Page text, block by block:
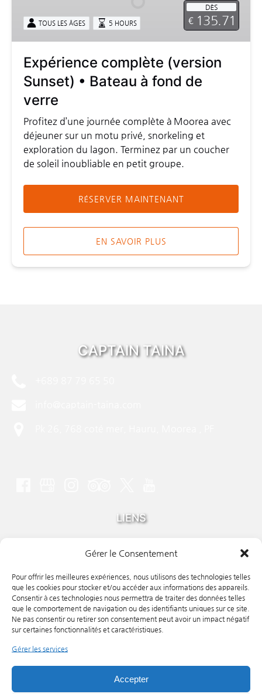
Gérer le Consentement
Pour offrir les meilleures expériences, nous utilisons des technologies telles
que les cookies pour stocker et/ou accéder aux informations des appareils.
Consentir à ces technologies nous permettra de traiter des données telles
que le comportement de navigation ou des identifiants uniques sur ce site.
Ne pas consentir ou retirer son consentement peut avoir un impact négatif
sur certaines fonctionnalités et caractéristiques.
Gérer les services
Accepter
Bateau
à
verre
DÈS
€ 135.71
TOUS LES ÂGES 5 HOURS
Expérience complète (version
Sunset) • Bateau à fond de
verre
Profitez d’une journée complète à Moorea avec
déjeuner sur un motu privé, snorkeling et
exploration du lagon. Terminez par un coucher
de soleil inoubliable en petit groupe.
RÉSERVER MAINTENANT
EN SAVOIR PLUS
CAPTAIN TAINA
LIENS
Tours
Qui sommes-nous ?
FAQ
Contact
in